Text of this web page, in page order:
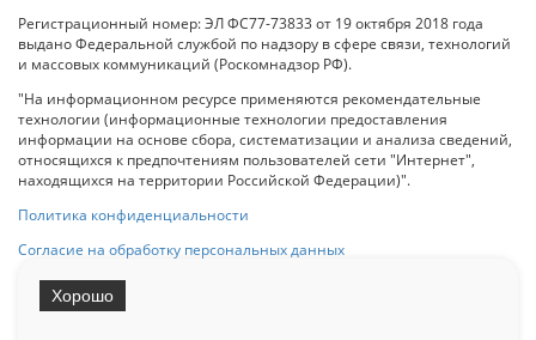
Регистрационный номер: ЭЛ ФС77-73833 от 19 октября 2018 года
выдано Федеральной службой по надзору в сфере связи, технологий
и массовых коммуникаций (Роскомнадзор РФ).
"На информационном ресурсе применяются рекомендательные
технологии (информационные технологии предоставления
информации на основе сбора, систематизации и анализа сведений,
относящихся к предпочтениям пользователей сети "Интернет",
находящихся на территории Российской Федерации)".
Политика конфиденциальности
Согласие на обработку персональных данных
Хорошо